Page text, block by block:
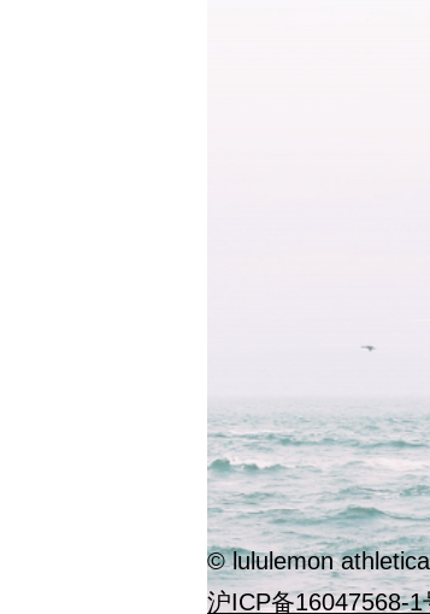
© lululemon athletica
沪ICP备16047568-1